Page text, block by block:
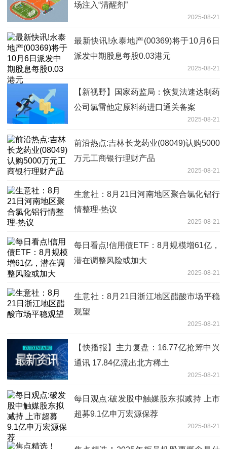
场注入“清醒剂”
2025-08-21
最新快讯!永泰地产(00369)将于10月6日
派发中期股息每股0.03港元
2025-08-21
【新视野】国家药监局：恢复法速达制药
公司氯雷他定原料药进口通关备案
2025-08-21
前沿热点:吉林长龙药业(08049)认购5000
万元工商银行理财产品
2025-08-21
生意社：8月21日河南地区聚合氯化铝行
情整理-热议
2025-08-21
每日看点!信用债ETF：8月规模增61亿，
潜在调整风险或加大
2025-08-21
生意社：8月21日浙江地区醋酸市场平稳
观望
2025-08-21
【快播报】主力复盘：16.77亿抢筹中兴
通讯 17.84亿流出北方稀土
2025-08-21
每日观点:破发股中触媒股东拟减持 上市
超募9.1亿申万宏源保荐
2025-08-21